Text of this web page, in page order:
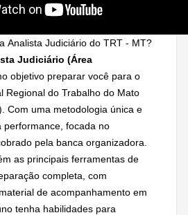
Analista Judiciário do TRT - MT?
Judiciário (Área
objetivo preparar você para o
Regional do Trabalho do Mato
Com uma metodologia única e
performance, focada no
pela banca organizadora.
as principais ferramentas de
completa, com
de acompanhamento em
tenha habilidades para